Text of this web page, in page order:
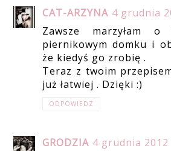
CAT-ARZYNA 4 grudnia
Zawsze marzyłam o
piernikowym domku i
że kiedyś go zrobię .
Teraz z twoim
już łatwiej . Dzięki :)
ODPOWIEDZ
GRODZIA 4 grudnia 2012